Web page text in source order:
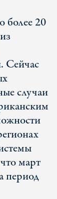
более 20
Сейчас
случаи
март
период